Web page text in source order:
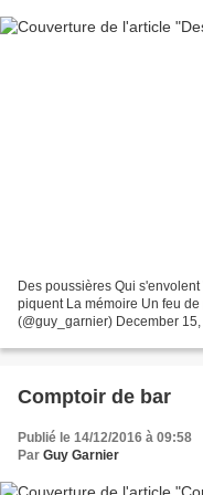
Des poussières Qui
piquent La mémoire Un feu
(@guy_garnier) December
Comptoir de bar
Publié le 14/12/2016 à 09:58
Par Guy Garnier